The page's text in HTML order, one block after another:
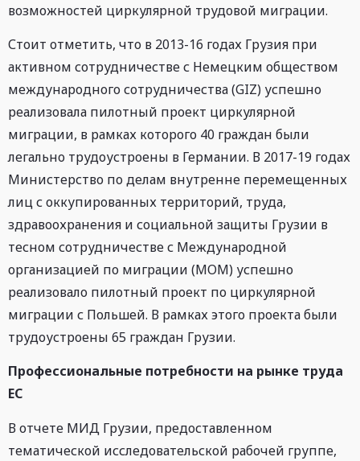
возможностей циркулярной трудовой миграции.
Стоит отметить, что в 2013-16 годах Грузия при
активном сотрудничестве с Немецким обществом
международного сотрудничества (GIZ) успешно
реализовала пилотный проект циркулярной
миграции, в рамках которого 40 граждан были
легально трудоустроены в Германии. В 2017-19 годах
Министерство по делам внутренне перемещенных
лиц с оккупированных территорий, труда,
здравоохранения и социальной защиты Грузии в
тесном сотрудничестве с Международной
организацией по миграции (МОМ) успешно
реализовало пилотный проект по циркулярной
миграции с Польшей. В рамках этого проекта были
трудоустроены 65 граждан Грузии.
Профессиональные потребности на рынке труда
ЕС
В отчете МИД Грузии, предоставленном
тематической исследовательской рабочей группе,